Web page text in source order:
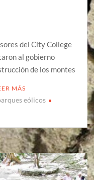
del City College
al gobierno
de los montes
MÁS
eólicos